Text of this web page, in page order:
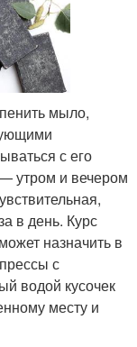
мыло,
с его
утром и вечером
в день. Курс
назначить в
с
водой кусочек
месту и